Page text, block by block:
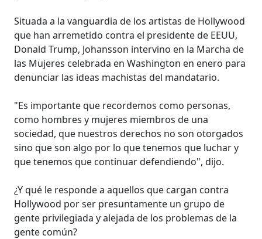
Situada a la vanguardia de los artistas de Hollywood
que han arremetido contra el presidente de EEUU,
Donald Trump, Johansson intervino en la Marcha de
las Mujeres celebrada en Washington en enero para
denunciar las ideas machistas del mandatario.
"Es importante que recordemos como personas,
como hombres y mujeres miembros de una
sociedad, que nuestros derechos no son otorgados
sino que son algo por lo que tenemos que luchar y
que tenemos que continuar defendiendo", dijo.
¿Y qué le responde a aquellos que cargan contra
Hollywood por ser presuntamente un grupo de
gente privilegiada y alejada de los problemas de la
gente común?